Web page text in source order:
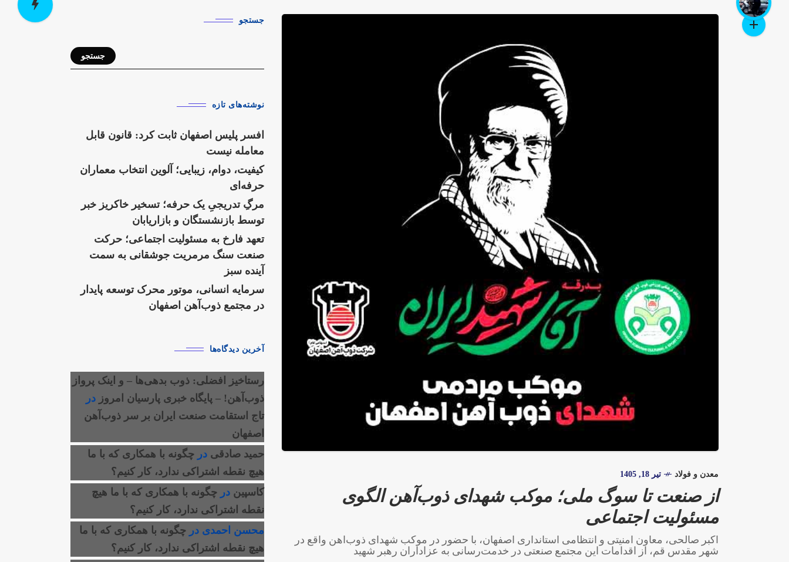
معدن و فولاد تیر 18, 1405
از صنعت تا سوگ ملی؛ موکب شهدای ذوب‌آهن الگوی
مسئولیت اجتماعی
اکبر صالحی، معاون امنیتی و انتظامی استانداری اصفهان، با حضور در موکب شهدای ذوب‌آهن واقع در
شهر مقدس قم، از اقدامات این مجتمع صنعتی در خدمت‌رسانی به عزاداران رهبر شهید
جستجو
جستجو
نوشته‌های تازه
افسر پلیس اصفهان ثابت کرد: قانون قابل
معامله نیست
کیفیت، دوام، زیبایی؛ آلوین انتخاب معماران
حرفه‌ای
مرگِ تدریجیِ یک حرفه؛ تسخیر خاکریز خبر
توسط بازنشستگان و بازاریابان
تعهد فارخ به مسئولیت اجتماعی؛ حرکت
صنعت سنگ مرمریت جوشقانی به سمت
آینده سبز
سرمایه انسانی، موتور محرک توسعه پایدار
در مجتمع ذوب‌آهن اصفهان
آخرین دیدگاه‌ها
رستاخیز افضلی: ذوب بدهی‌ها – و اینک پرواز
ذوب‌آهن! – پایگاه خبری پارسیان امروز در
تاج استقامت صنعت ایران بر سر ذوب‌آهن
اصفهان
حمید صادقی در چگونه با همکاری که با ما
هیچ نقطه اشتراکی ندارد، کار کنیم؟
کاسپین در چگونه با همکاری که با ما هیچ
نقطه اشتراکی ندارد، کار کنیم؟
محسن احمدی در چگونه با همکاری که با ما
هیچ نقطه اشتراکی ندارد، کار کنیم؟